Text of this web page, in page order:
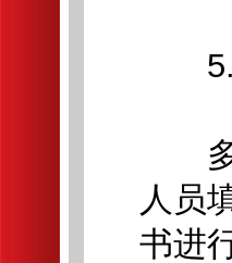
5.
多
人员
书进